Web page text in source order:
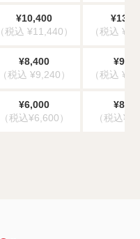
¥10,400
（税込 ¥11,440）
（税込
¥8,400
（税込 ¥9,240）
（税込
¥6,000
（税込¥6,600）
（税込